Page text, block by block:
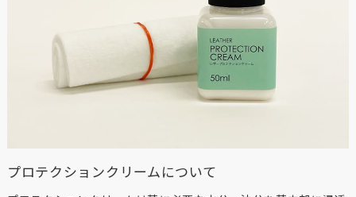
プロテクションクリームについて